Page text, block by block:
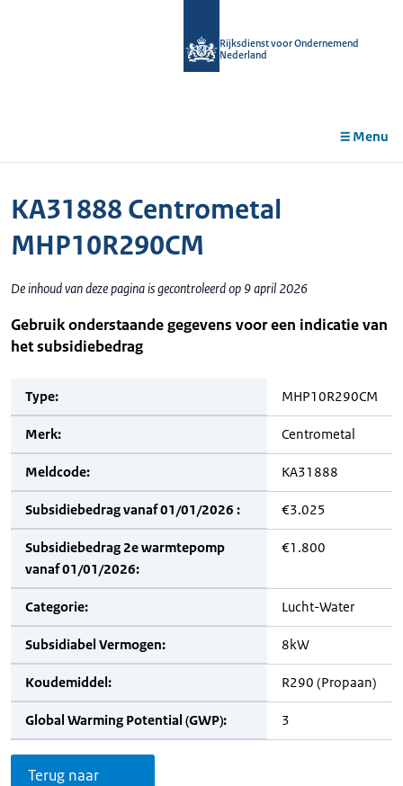
Rijksdienst voor Ondernemend
Nederland
Menu
KA31888 Centrometal
MHP10R290CM
De inhoud van deze pagina is gecontroleerd op 9 april 2026
Gebruik onderstaande gegevens voor een indicatie van
het subsidiebedrag
Type: MHP10R290CM
Merk: Centrometal
Meldcode: KA31888
Subsidiebedrag vanaf 01/01/2026 : €3.025
Subsidiebedrag 2e warmtepomp
vanaf 01/01/2026:
€1.800
Categorie: Lucht-Water
Subsidiabel Vermogen: 8kW
Koudemiddel: R290 (Propaan)
Global Warming Potential (GWP): 3
Terug naar